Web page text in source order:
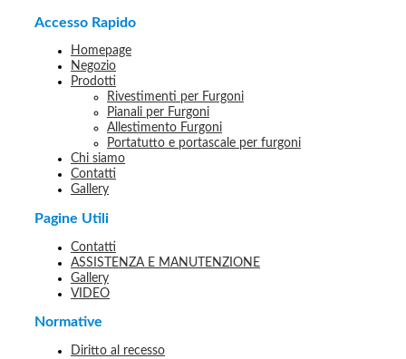
Accesso Rapido
Homepage
Negozio
Prodotti
Rivestimenti per Furgoni
Pianali per Furgoni
Allestimento Furgoni
Portatutto e portascale per furgoni
Chi siamo
Contatti
Gallery
Pagine Utili
Contatti
ASSISTENZA E MANUTENZIONE
Gallery
VIDEO
Normative
Diritto al recesso